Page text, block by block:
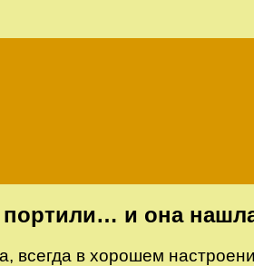
портили… и она
всегда в хорошем